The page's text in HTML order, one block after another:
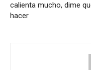
calienta mucho, dime
hacer